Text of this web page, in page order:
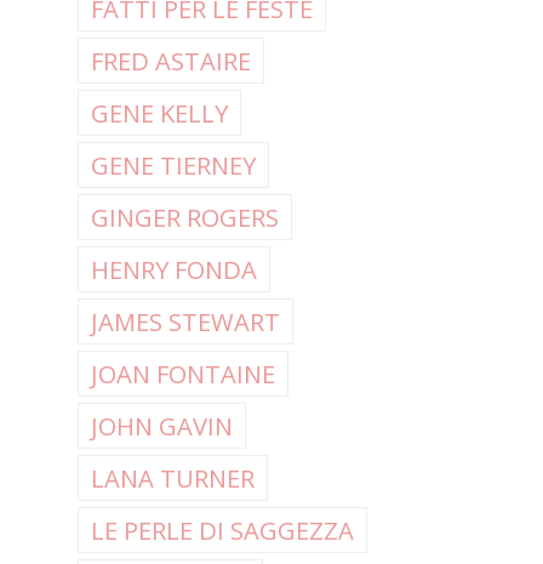
FATTI PER LE FESTE
FRED ASTAIRE
GENE KELLY
GENE TIERNEY
GINGER ROGERS
HENRY FONDA
JAMES STEWART
JOAN FONTAINE
JOHN GAVIN
LANA TURNER
LE PERLE DI SAGGEZZA